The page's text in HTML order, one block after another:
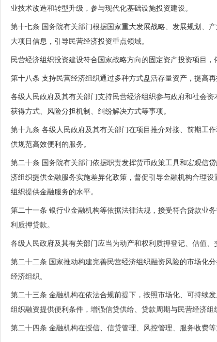
业技术改造和转型升级，参与现代化基础设施投资建设。
第十七条 国务院有关部门根据国家重大发展战略、发展规划、
大项目信息，引导民营经济投资重点领域。
民营经济组织投资建设符合国家战略方向的固定资产投资项目
第十八条 支持民营经济组织通过多种方式盘活存量资产，提高
各级人民政府及其有关部门支持民营经济组织参与政府和社会
获得方式、风险分担机制、纠纷解决方式等事项。
第十九条 各级人民政府及其有关部门在项目推介对接、前期工
供规范高效便利的服务。
第二十条 国务院有关部门依据职责发挥货币政策工具和宏观信
济组织提供金融服务实施差异化政策，督促引导金融机构合理
组织提供金融服务的水平。
第二十一条 银行业金融机构等依据法律法规，接受符合贷款业
利质押贷款。
各级人民政府及其有关部门应当为动产和权利质押登记、估值
第二十二条 国家推动构建完善民营经济组织融资风险的市场化
经济组织。
第二十三条 金融机构在依法合规前提下，按照市场化、可持续
组织融资提供便利条件，增强信贷供给、贷款周期与民营经济
第二十四条 金融机构在授信、信贷管理、风控管理、服务收费